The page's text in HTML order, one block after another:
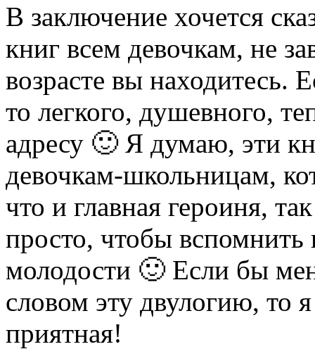
В заключение хочется
книг всем девочкам, не
возрасте вы находитесь.
то легкого, душевного,
адресу 🙂 Я думаю, эти
девочкам-школьницам,
что и главная героиня,
просто, чтобы
молодости 🙂 Если бы
словом эту двулогию, то
приятная!